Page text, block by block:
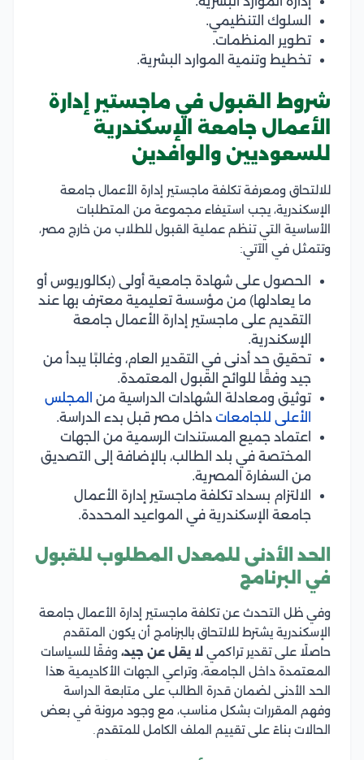
السلوك التنظيمي.
تطوير المنظمات.
تخطيط وتنمية الموارد البشرية.
شروط القبول في ماجستير إدارة
الأعمال جامعة الإسكندرية
للسعوديين والوافدين
للالتحاق ومعرفة تكلفة ماجستير إدارة الأعمال جامعة
الإسكندرية، يجب استيفاء مجموعة من المتطلبات
الأساسية التي تنظم عملية القبول للطلاب من خارج مصر،
وتتمثل في الآتي:
الحصول على شهادة جامعية أولى (بكالوريوس أو
ما يعادلها) من مؤسسة تعليمية معترف بها عند
التقديم على ماجستير إدارة الأعمال جامعة
الإسكندرية.
تحقيق حد أدنى في التقدير العام، وغالبًا يبدأ من
جيد وفقًا للوائح القبول المعتمدة.
توثيق ومعادلة الشهادات الدراسية من المجلس
الأعلى للجامعات داخل مصر قبل بدء الدراسة.
اعتماد جميع المستندات الرسمية من الجهات
المختصة في بلد الطالب، بالإضافة إلى التصديق
من السفارة المصرية.
الالتزام بسداد تكلفة ماجستير إدارة الأعمال
جامعة الإسكندرية في المواعيد المحددة.
الحد الأدنى للمعدل المطلوب للقبول
في البرنامج
وفي ظل التحدث عن تكلفة ماجستير إدارة الأعمال جامعة
الإسكندرية يشترط للالتحاق بالبرنامج أن يكون المتقدم
حاصلًا على تقدير تراكمي لا يقل عن جيد، وفقًا للسياسات
المعتمدة داخل الجامعة، وتراعي الجهات الأكاديمية هذا
الحد الأدنى لضمان قدرة الطالب على متابعة الدراسة
وفهم المقررات بشكل مناسب، مع وجود مرونة في بعض
الحالات بناءً على تقييم الملف الكامل للمتقدم.